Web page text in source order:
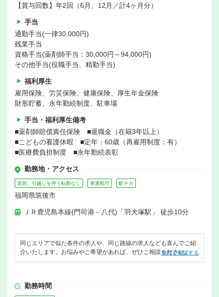
【賞与回数】年2回（6月、12月／計4ヶ月分）
手当
通勤手当(一律30,000円)
残業手当
資格手当(薬剤師手当：30,000円～94,000円)
その他手当(役職手当、精勤手当)
福利厚生
雇用保険、労災保険、健康保険、厚生年金保険
財形貯蓄、永年勤続制度、駐車場
手当・福利厚生備考
■薬剤師賠償責任保険 ■退職金（在籍3年以上）
■こどもの看護休暇 ■定年：60歳（再雇用制度：有）
■医療費負担制度 ■永年勤続表彰
勤務地・アクセス
原則、引越しを伴う転勤なし 車通勤可 駅チカ
福岡県筑後市
ＪＲ鹿児島本線(門司港－八代)「羽犬塚駅」 徒歩10分
同じエリアで似た条件の求人や、同じ路線の求人なども喜んでご紹
介いたします。お悩みやご希望があれば、ぜひご相談ください。
無料で相談する
勤務時間